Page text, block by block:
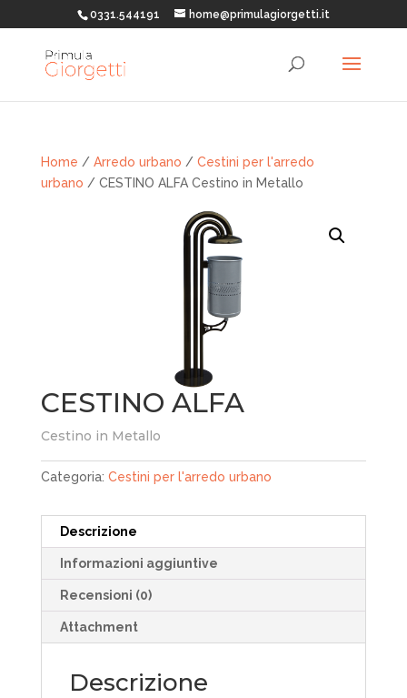
0331.544191 home@primulagiorgetti.it
Home / Arredo urbano / Cestini per l'arredo
urbano / CESTINO ALFA Cestino in Metallo
CESTINO ALFA
Cestino in Metallo
Categoria: Cestini per l'arredo urbano
Descrizione
Informazioni aggiuntive
Recensioni (0)
Attachment
Descrizione